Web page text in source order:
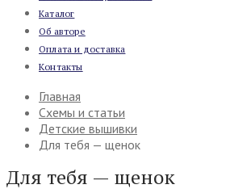
Каталог
Об авторе
Оплата и доставка
Контакты
Главная
Схемы и статьи
Детские вышивки
Для тебя — щенок
Для тебя — щенок